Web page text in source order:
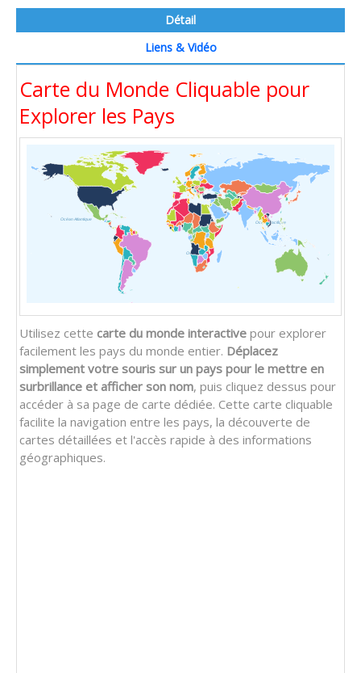
Détail
Liens & Vidéo
Carte du Monde Cliquable pour
Explorer les Pays
Océan Atlantique
Océan Pacifique
Océan Indien
Utilisez cette carte du monde interactive pour explorer
facilement les pays du monde entier. Déplacez
simplement votre souris sur un pays pour le mettre en
surbrillance et afficher son nom, puis cliquez dessus pour
accéder à sa page de carte dédiée. Cette carte cliquable
facilite la navigation entre les pays, la découverte de
cartes détaillées et l'accès rapide à des informations
géographiques.